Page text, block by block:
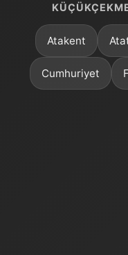
Atakent
Cumhuriyet